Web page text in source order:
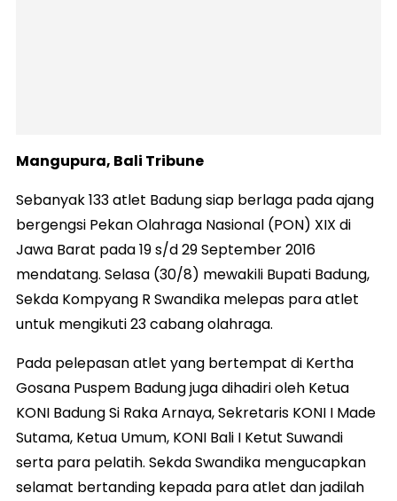
Mangupura, Bali Tribune
Sebanyak 133 atlet Badung siap berlaga pada ajang
bergengsi Pekan Olahraga Nasional (PON) XIX di
Jawa Barat pada 19 s/d 29 September 2016
mendatang. Selasa (30/8) mewakili Bupati Badung,
Sekda Kompyang R Swandika melepas para atlet
untuk mengikuti 23 cabang olahraga.
Pada pelepasan atlet yang bertempat di Kertha
Gosana Puspem Badung juga dihadiri oleh Ketua
KONI Badung Si Raka Arnaya, Sekretaris KONI I Made
Sutama, Ketua Umum, KONI Bali I Ketut Suwandi
serta para pelatih. Sekda Swandika mengucapkan
selamat bertanding kepada para atlet dan jadilah